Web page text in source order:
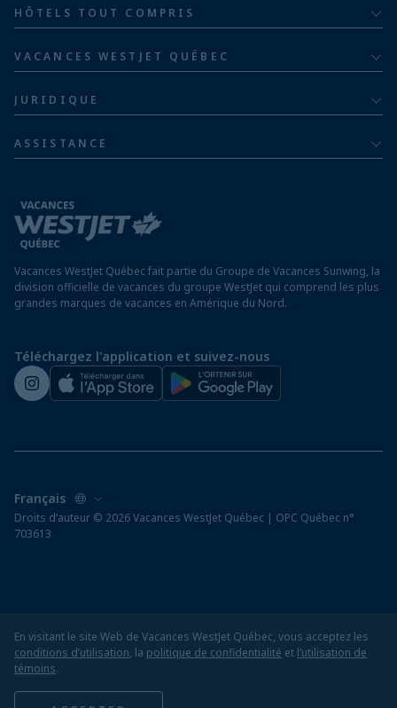
Pour les familles
Familles de cinq ou plus
Groupe hôtelier Barceló
HÔTELS TOUT COMPRIS
Hôtels en République dominicaine
Hôtels en Jamaïque
Hôtels au Mexique
Hôtels au Panama
Hôtels à Saint-Martin
VACANCES WESTJET QUÉBEC
Communiquer avec nous
Informations sur la compagnie aérienne
JURIDIQUE
Modalités et conditions
Rapport sur l’esclavage moderne
ASSISTANCE
Avis aux voyageurs
Exigences d’entrée à destination
Assurez vos vacances
Voyager depuis un aéroport hors Québec
Salle de presse de WestJet
Vacances WestJet Québec fait partie du Groupe de Vacances Sunwing, la
division officielle de vacances du groupe WestJet qui comprend les plus
grandes marques de vacances en Amérique du Nord.
Téléchargez l'application et suivez-nous
Droits d‘auteur © 2026 Vacances WestJet Québec | OPC Québec n°
703613
En visitant le site Web de Vacances WestJet Québec, vous acceptez les
conditions d’utilisation, la politique de confidentialité et l’utilisation de
témoins.